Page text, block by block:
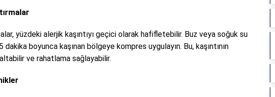
yüzdeki alerjik kaşıntıyı geçici olarak hafifletebilir. Buz veya soğuk su
dakika boyunca kaşınan bölgeye kompres uygulayın. Bu, kaşıntının
ve rahatlama sağlayabilir.